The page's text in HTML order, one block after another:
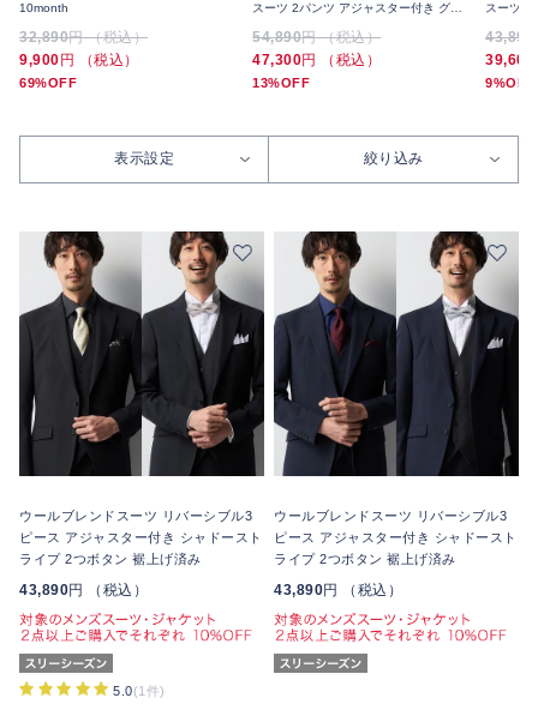
10month
32,890円 （税込）
9,900 円 （税込）
69%OFF
スーツ 2パンツ アジャスター付き グレ
ンチェック 2つボタン
54,890円 （税込）
47,300円 （税込）
13%OFF
スーツ
43,890
39,600
9%OFF
表示設定 絞り込み
ウールブレンドスーツ リバーシブル3
ピース アジャスター付き シャドースト
ライプ 2つボタン 裾上げ済み
43,890円 （税込）
5.0(1件)
ウールブレンドスーツ リバーシブル3
ピース アジャスター付き シャドースト
ライプ 2つボタン 裾上げ済み
43,890円 （税込）